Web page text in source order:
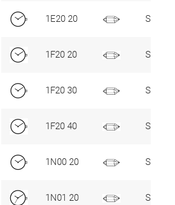
1E20 20
1F20 20
1F20 30
1F20 40
1N00 20
1N01 20 SC